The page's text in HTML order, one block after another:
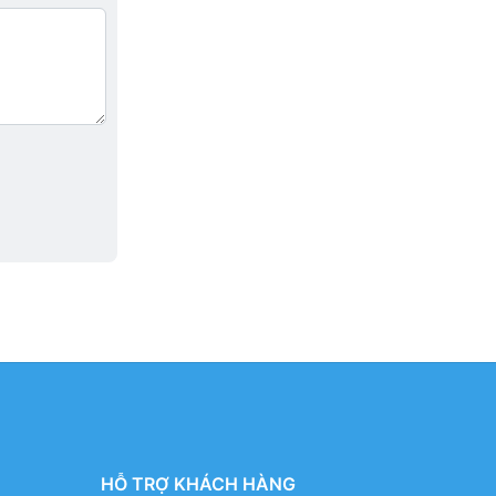
HỖ TRỢ KHÁCH HÀNG